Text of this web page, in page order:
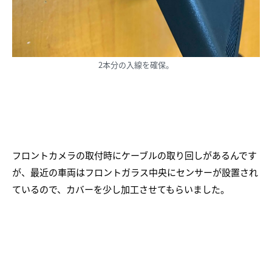
2本分の入線を確保。
フロントカメラの取付時にケーブルの取り回しがあるんです
が、最近の車両はフロントガラス中央にセンサーが設置され
ているので、カバーを少し加工させてもらいました。